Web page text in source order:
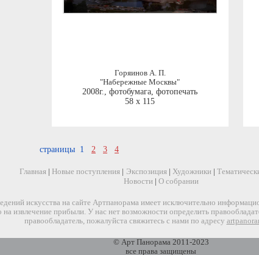
Горяинов А. П.
"Набережные Москвы"
2008г., фотобумага, фотопечать
58 x 115
страницы 1 2 3 4
Главная Новые поступления Экспозиция Художники
Новости
О собрании
искусства на сайте Артпанорама имеет исключительно
на извлечение прибыли. У нас нет возможности определить
правообладатель, пожалуйста свяжитесь с нами по адресу
© Арт Панорама 2011-2023
все права защищены